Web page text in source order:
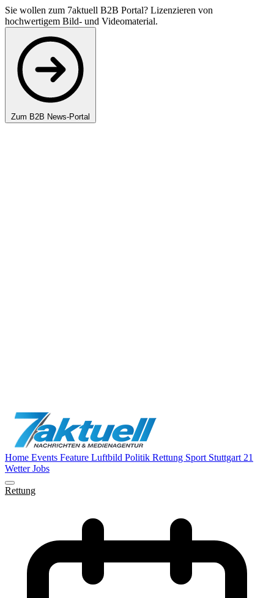
Sie wollen zum 7aktuell B2B Portal? Lizenzieren von
hochwertigem Bild- und Videomaterial.
Zum B2B News-Portal
Home Events Feature Luftbild Politik Rettung Sport Stuttgart 21
WetterJobs
Rettung